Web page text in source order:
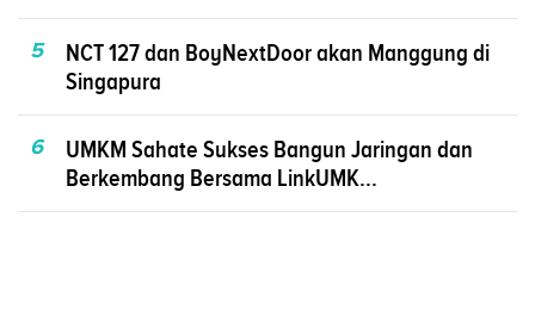
5
NCT 127 dan BoyNextDoor akan Manggung di
Singapura
6
UMKM Sahate Sukses Bangun Jaringan dan
Berkembang Bersama LinkUMK...